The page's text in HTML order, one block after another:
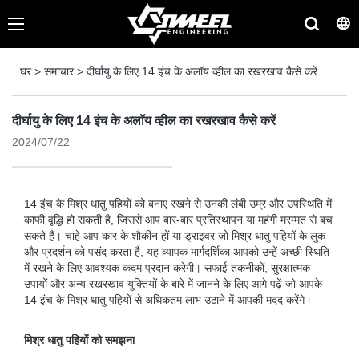
घर> समाचार> दीर्घायु के लिए 14 इंच के अलॉय व्हील का रखरखाव कैसे करें
दीर्घायु के लिए 14 इंच के अलॉय व्हील का रखरखाव कैसे करें
2024/07/22
14 इंच के मिश्र धातु पहियों को बनाए रखने से उनकी लंबी उम्र और उपस्थिति में
काफी वृद्धि हो सकती है, जिससे आप बार-बार प्रतिस्थापन या महंगी मरम्मत से बच
सकते हैं। चाहे आप कार के शौकीन हों या ड्राइवर जो मिश्र धातु पहियों के लुक
और प्रदर्शन को पसंद करता है, यह व्यापक मार्गदर्शिका आपको उन्हें अच्छी स्थिति
में रखने के लिए आवश्यक कदम प्रदान करेगी। सफाई तकनीकों, सुरक्षात्मक
उपायों और अन्य रखरखाव युक्तियों के बारे में जानने के लिए आगे पढ़ें जो आपके
14 इंच के मिश्र धातु पहियों से अधिकतम लाभ उठाने में आपकी मदद करेंगे।
मिश्र धातु पहियों को समझना